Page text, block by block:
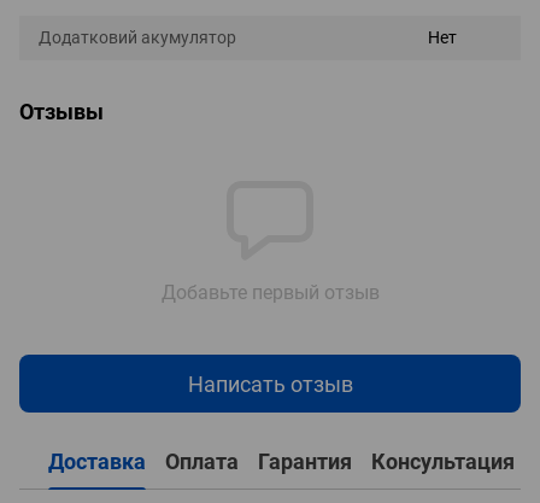
Додатковий акумулятор Нет
Отзывы
Добавьте первый отзыв
Написать отзыв
Доставка Оплата Гарантия Консультация